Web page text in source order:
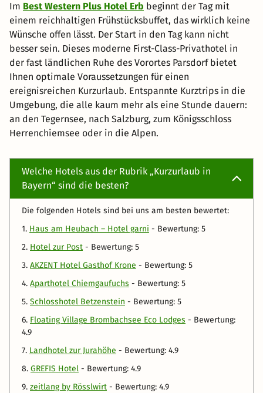
Im Best Western Plus Hotel Erb beginnt der Tag mit
einem reichhaltigen Frühstücksbuffet, das wirklich keine
Wünsche offen lässt. Der Start in den Tag kann nicht
besser sein. Dieses moderne First-Class-Privathotel in
der fast ländlichen Ruhe des Vorortes Parsdorf bietet
Ihnen optimale Voraussetzungen für einen
ereignisreichen Kurzurlaub. Entspannte Kurztrips in die
Umgebung, die alle kaum mehr als eine Stunde dauern:
an den Tegernsee, nach Salzburg, zum Königsschloss
Herrenchiemsee oder in die Alpen.
Welche Hotels aus der Rubrik „Kurzurlaub in
Bayern“ sind die besten?
Die folgenden Hotels sind bei uns am besten bewertet:
1. Haus am Heubach – Hotel garni - Bewertung: 5
2. Hotel zur Post - Bewertung: 5
3. AKZENT Hotel Gasthof Krone - Bewertung: 5
4. Aparthotel Chiemgaufuchs - Bewertung: 5
5. Schlosshotel Betzenstein - Bewertung: 5
6. Floating Village Brombachsee Eco Lodges - Bewertung:
4.9
7. Landhotel zur Jurahöhe - Bewertung: 4.9
8. GREFIS Hotel - Bewertung: 4.9
9. zeitlang by Rösslwirt - Bewertung: 4.9